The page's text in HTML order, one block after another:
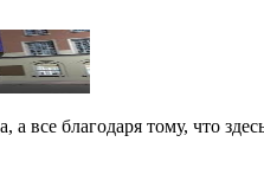
а все благодаря тому, что